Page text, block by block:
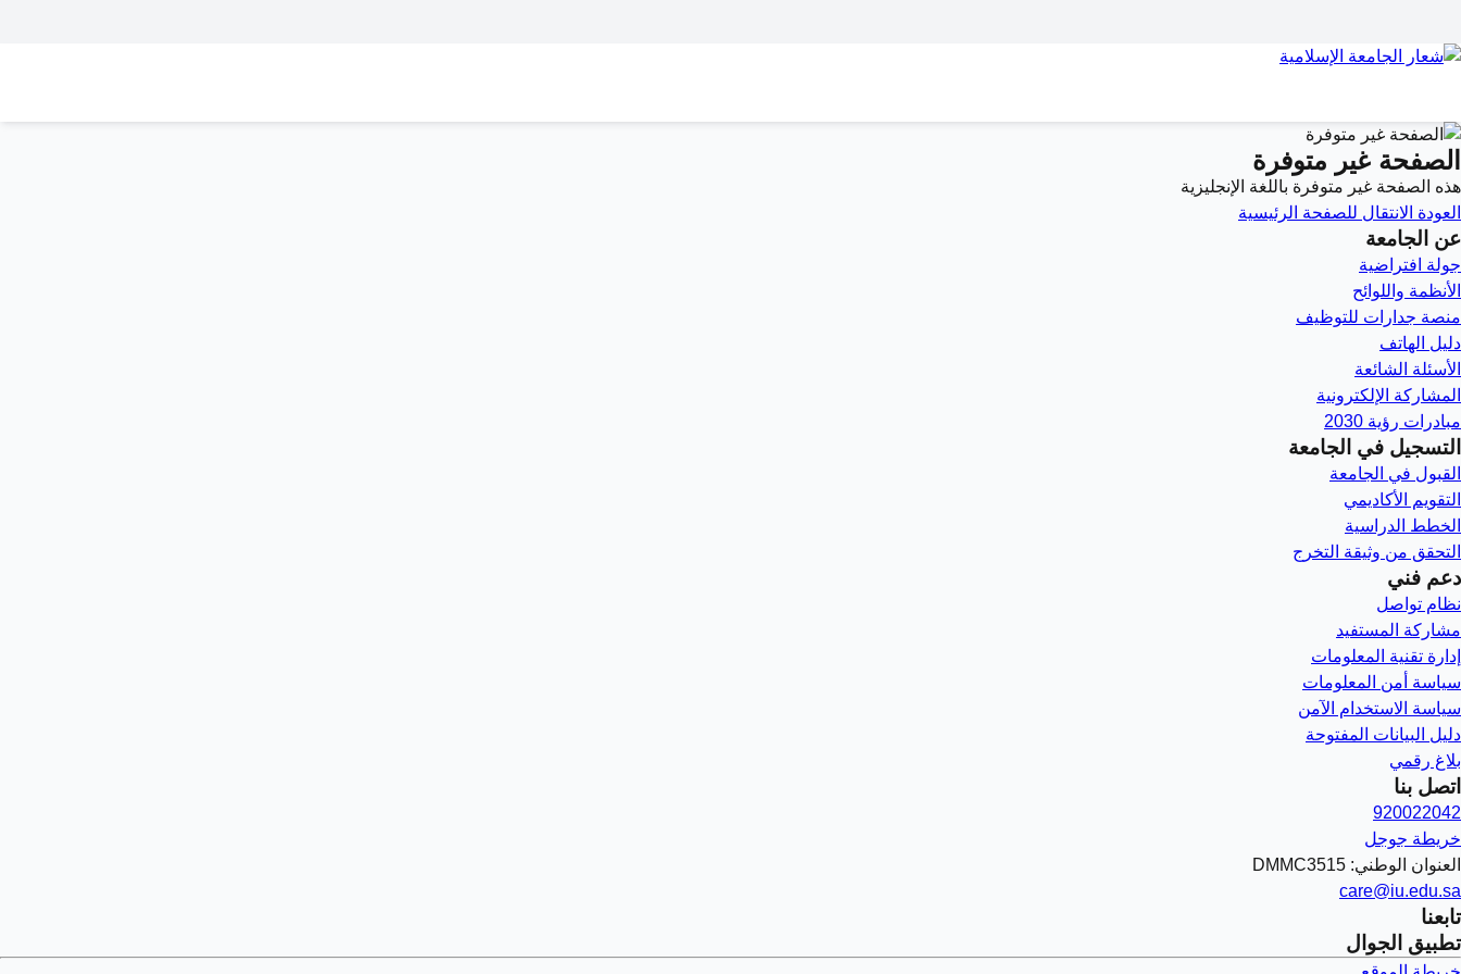
الصفحة غير متوفرة
هذه الصفحة غير متوفرة باللغة الإنجليزية
العودة الانتقال للصفحة الرئيسية
عن الجامعة
جولة افتراضية
الأنظمة واللوائح
منصة جدارات للتوظيف
دليل الهاتف
الأسئلة الشائعة
المشاركة الإلكترونية
مبادرات رؤية 2030
التسجيل في الجامعة
القبول في الجامعة
التقويم الأكاديمي
الخطط الدراسية
التحقق من وثيقة التخرج
دعم فني
نظام تواصل
مشاركة المستفيد
إدارة تقنية المعلومات
سياسة أمن المعلومات
سياسة الاستخدام الآمن
دليل البيانات المفتوحة
بلاغ رقمي
اتصل بنا
920022042
خريطة جوجل
العنوان الوطني: DMMC3515
care@iu.edu.sa
تابعنا
تطبيق الجوال